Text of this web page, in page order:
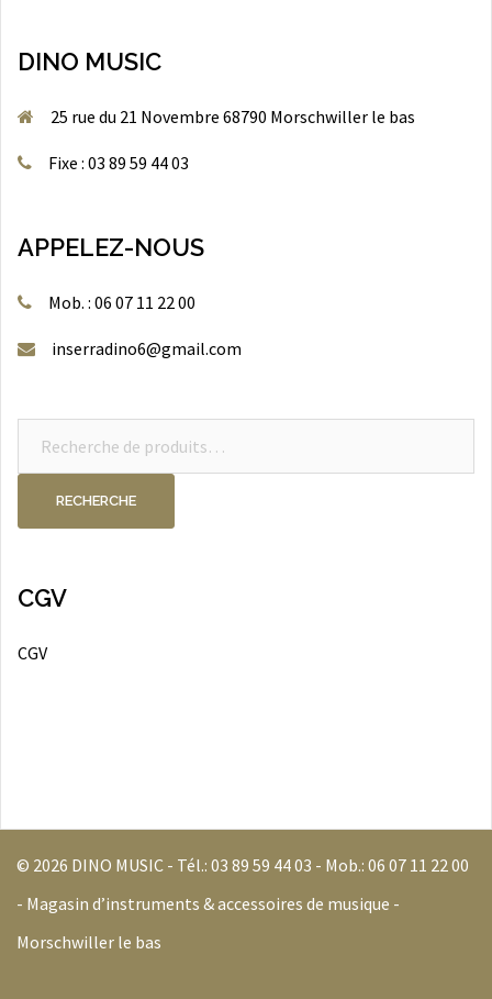
DINO MUSIC
25 rue du 21 Novembre 68790 Morschwiller le bas
Fixe : 03 89 59 44 03
APPELEZ-NOUS
Mob. : 06 07 11 22 00
inserradino6@gmail.com
RECHERCHE
CGV
CGV
© 2026 DINO MUSIC - Tél.: 03 89 59 44 03 - Mob.: 06 07 11 22 00
- Magasin d’instruments & accessoires de musique -
Morschwiller le bas